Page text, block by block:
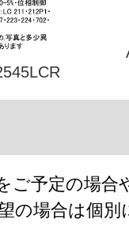
ご予定の場合
の場合は個別